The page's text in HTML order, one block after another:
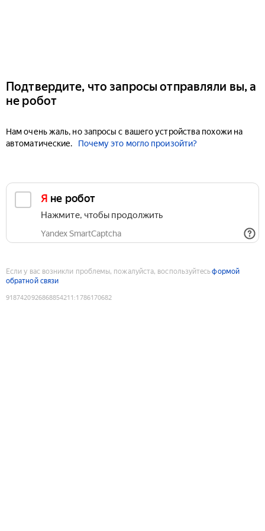
Подтвердите, что запросы отправляли вы, а
не робот
Нам очень жаль, но запросы с вашего устройства похожи на
автоматические.
Почему это могло произойти?
Я не робот
Нажмите, чтобы продолжить
Yandex SmartCaptcha
Если у вас возникли проблемы, пожалуйста, воспользуйтесьформой
обратной связи
9187420926868854211 :1786170682